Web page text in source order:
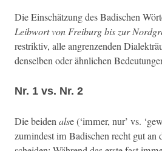
Die Ein­schätzung des Badis­chen
Leib­wort von Freiburg bis zur
restrik­tiv, alle angren­zen­den
densel­ben oder ähn­lichen
Nr. 1 vs. Nr. 2
Die bei­denalse (‘immer, nur’ vs.
zumin­d­est im Badis­chen recht gut